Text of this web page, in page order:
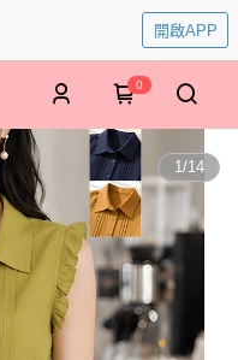
開啟APP
0
1/14